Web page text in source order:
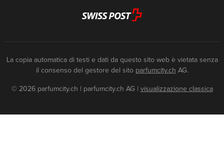
La copia automatica di testi e dati da questo sito web è vietata senza
il consenso del gestore del sito parfumcity.ch AG.
© 2026 parfumcity.ch | parfumcity.ch AG | visualizzazione classica